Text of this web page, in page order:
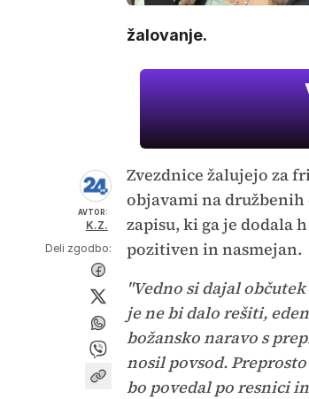
žalovanje.
AVTOR:
K.Z.
Deli zgodbo:
Zvezdnice žalujejo za
objavami na
zapisu, ki ga je dodala
pozitiven in nasmejan.
"Vedno si dajal
je ne bi dalo rešiti,
božansko naravo s
nosil povsod.
bo povedal po resnici